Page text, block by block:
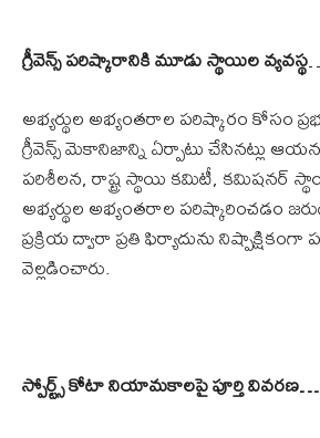
గ్రీవెన్స్ పరిష్కారానికి మూడు స్థాయిల వ్యవస్థ
అభ్యర్థుల అభ్యంతరాల పరిష్కారం కోసం
గ్రీవెన్స్ మెకానిజాన్ని ఏర్పాటు చేసినట్లు
పరిశీలన, రాష్ట్ర స్థాయి కమిటీ, కమిషనర్
అభ్యర్థుల అభ్యంతరాల పరిష్కారించడం
ప్రక్రియ ద్వారా ప్రతి ఫిర్యాదును
వెల్లడించారు.
స్పోర్ట్స్ కోటా నియామకాలపై పూర్తి వివరణ…